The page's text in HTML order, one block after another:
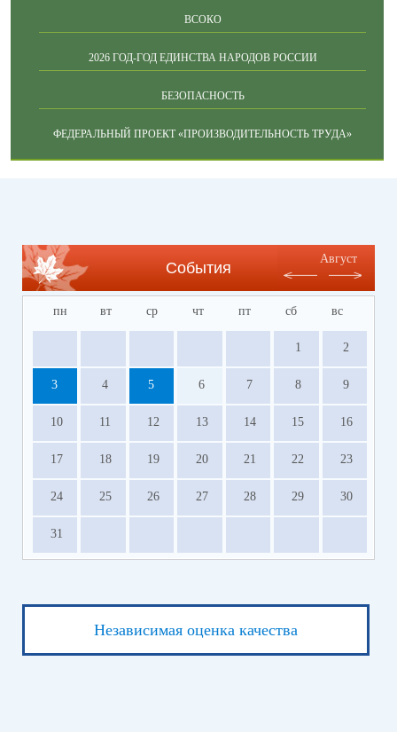
ВСОКО
2026 ГОД-ГОД ЕДИНСТВА НАРОДОВ РОССИИ
БЕЗОПАСНОСТЬ
ФЕДЕРАЛЬНЫЙ ПРОЕКТ «ПРОИЗВОДИТЕЛЬНОСТЬ ТРУДА»
События
Август
пн вт ср чт пт сб вс
1 2
3 4 5 6 7 8 9
10 11 12 13 14 15 16
17 18 19 20 21 22 23
24 25 26 27 28 29 30
31
Независимая оценка качества